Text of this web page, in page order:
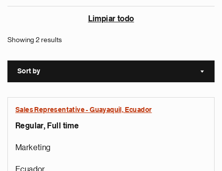
Limpiar todo
Showing 2 results
Sort by Sort
Sales Representative - Guayaquil, Ecuador
Regular, Full time
Marketing